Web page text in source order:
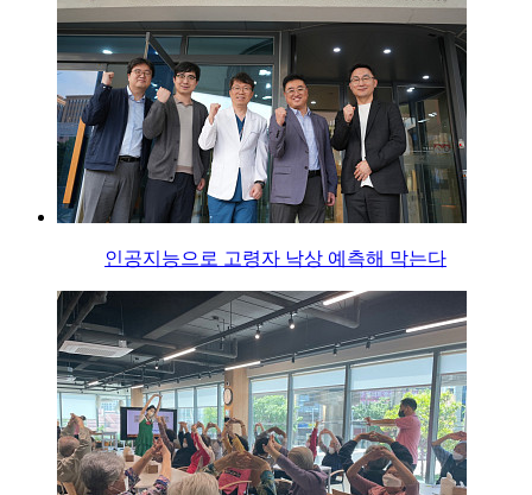
인공지능으로 고령자 낙상 예측해 막는다